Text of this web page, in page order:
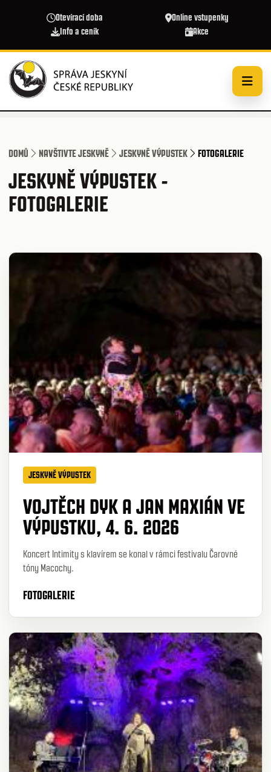
Otevírací doba
Online vstupenky
Info a ceník
Akce
DOMŮ NAVŠTIVTE JESKYNĚ JESKYNĚ VÝPUSTEK FOTOGALERIE
JESKYNĚ VÝPUSTEK -
FOTOGALERIE
JESKYNĚ VÝPUSTEK
VOJTĚCH DYK A JAN MAXIÁN VE
VÝPUSTKU, 4. 6. 2026
Koncert Intimity s klavírem se konal v rámci festivalu Čarovné
tóny Macochy.
FOTOGALERIE